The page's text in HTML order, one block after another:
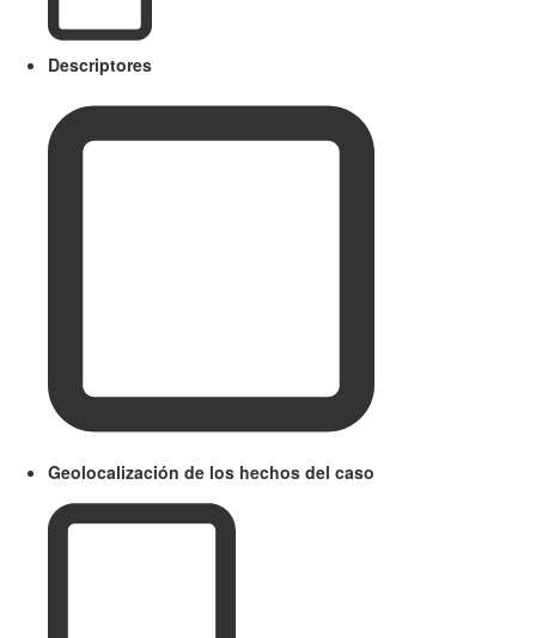
Descriptores
Geolocalización de los hechos del caso